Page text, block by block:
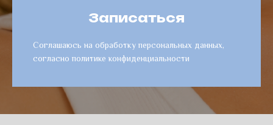
Записаться
Соглашаюсь на обработку персональных данных,
согласно политике конфиденциальности